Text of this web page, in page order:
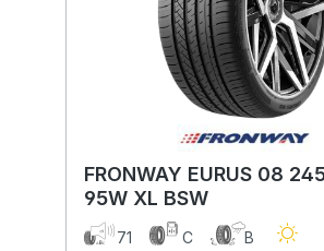
FRONWAY EURUS 08
95W XL BSW
71 C
B